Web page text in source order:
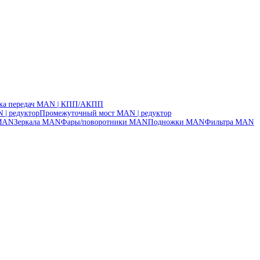
передач MAN | КПП/АКПП
| редукторПромежуточный мост MAN | редуктор
Зеркала MANФары/поворотники MANПодножки MANФильтра MAN